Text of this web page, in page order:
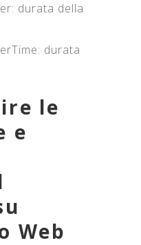
durata della
durata
le
e
Web